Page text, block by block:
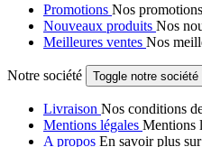
Promotions Nos promotions
Nouveaux produits Nos
Meilleures ventes Nos
Notre société Toggle notre société
Livraison Nos conditions
Mentions légales Mentions
A propos En savoir plus